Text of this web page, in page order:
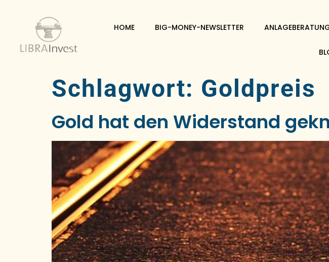
HOME BIG-MONEY-NEWSLETTER
Schlagwort: Goldpreis
Gold hat den Widerstand